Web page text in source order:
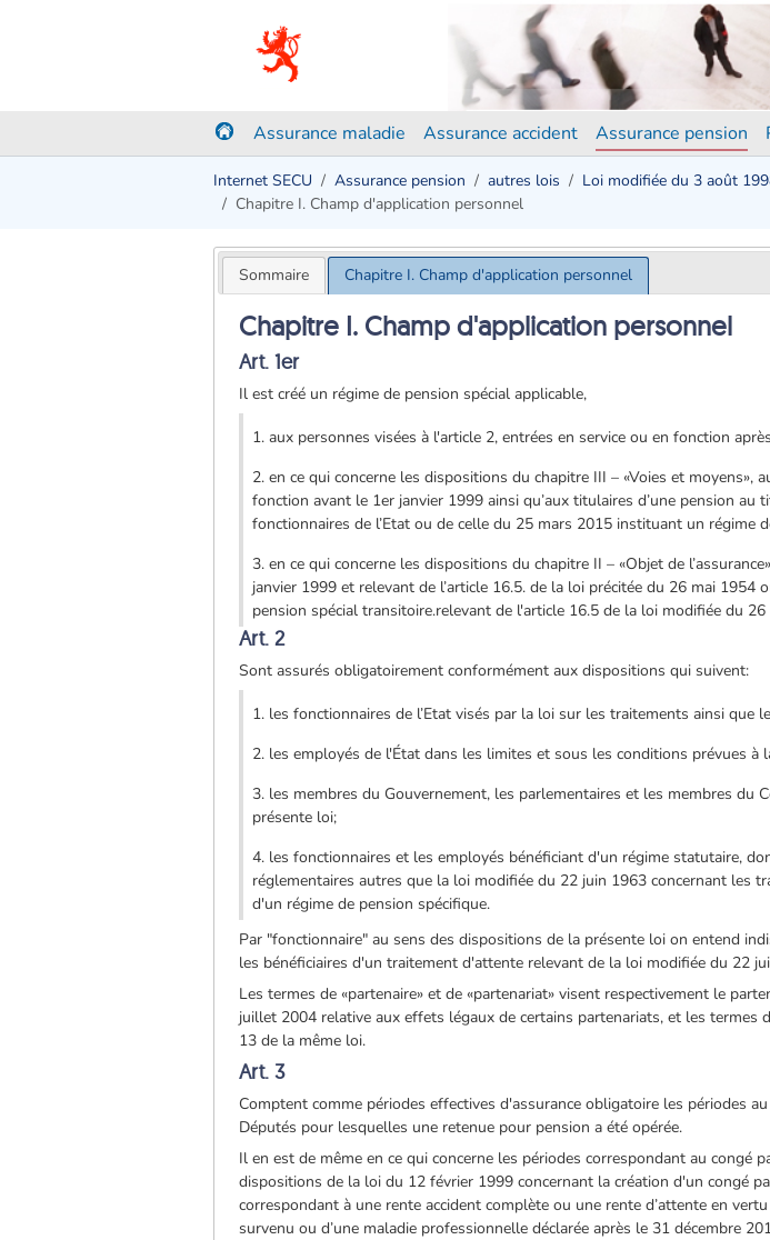
Assurance maladie Assurance accident Assurance pension
Internet SECU Assurance pension autres lois Loi modifiée du 3 août
Chapitre I. Champ d'application personnel
Sommaire Chapitre I. Champ d'application personnel
Chapitre I. Champ d'application personnel
Art. 1er
Il est créé un régime de pension spécial applicable,
1. aux personnes visées à l'article 2, entrées en service ou en fonction
2. en ce qui concerne les dispositions du chapitre III – «Voies et moyens»,
fonction avant le 1er janvier 1999 ainsi qu’aux titulaires d’une pension
fonctionnaires de l’Etat ou de celle du 25 mars 2015 instituant un
3. en ce qui concerne les dispositions du chapitre II – «Objet de
janvier 1999 et relevant de l’article 16.5. de la loi précitée du 26 mai
pension spécial transitoire.relevant de l'article 16.5 de la loi modifiée du
Art. 2
Sont assurés obligatoirement conformément aux dispositions qui suivent:
1. les fonctionnaires de l’Etat visés par la loi sur les traitements ainsi que
2. les employés de l'État dans les limites et sous les conditions prévues
3. les membres du Gouvernement, les parlementaires et les membres
présente loi;
4. les fonctionnaires et les employés bénéficiant d'un régime statutaire,
réglementaires autres que la loi modifiée du 22 juin 1963 concernant les
d'un régime de pension spécifique.
Par "fonctionnaire" au sens des dispositions de la présente loi on entend
les bénéficiaires d'un traitement d'attente relevant de la loi modifiée du 22
Les termes de «partenaire» et de «partenariat» visent respectivement le
juillet 2004 relative aux effets légaux de certains partenariats, et les
13 de la même loi.
Art. 3
Comptent comme périodes effectives d'assurance obligatoire les périodes
Députés pour lesquelles une retenue pour pension a été opérée.
Il en est de même en ce qui concerne les périodes correspondant au congé
dispositions de la loi du 12 février 1999 concernant la création d'un congé
correspondant à une rente accident complète ou une rente d’attente en
survenu ou d’une maladie professionnelle déclarée après le 31 décembre